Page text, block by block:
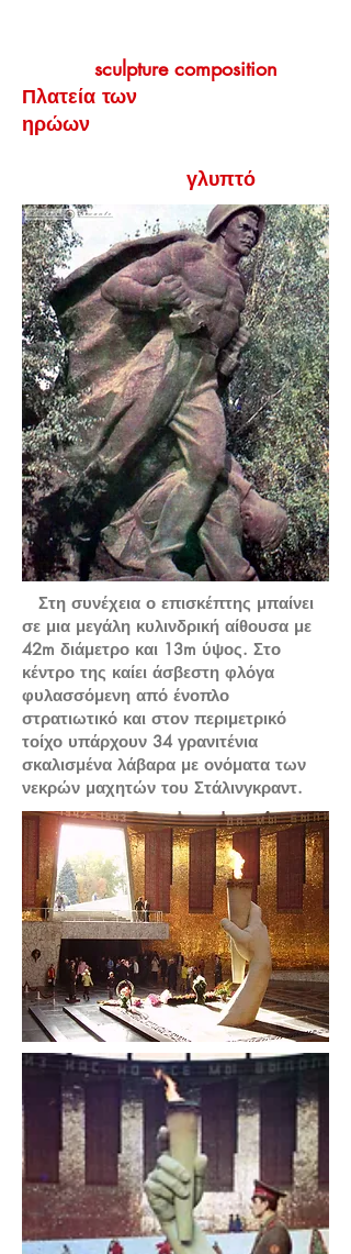
sculpture composition
Πλατεία των
ηρώων
γλυπτό
Στη συνέχεια ο επισκέπτης μπαίνει
σε μια μεγάλη κυλινδρική αίθουσα με
42m διάμετρο και 13m ύψος. Στο
κέντρο της καίει άσβεστη φλόγα
φυλασσόμενη από ένοπλο
στρατιωτικό και στον περιμετρικό
τοίχο υπάρχουν 34 γρανιτένια
σκαλισμένα λάβαρα με ονόματα των
νεκρών μαχητών του Στάλινγκραντ.